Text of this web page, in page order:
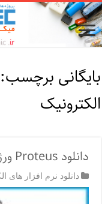
بایگانی برچسب:
الکترونیک
دانلود Proteus ورژن v8.4
دانلود نرم افزار های